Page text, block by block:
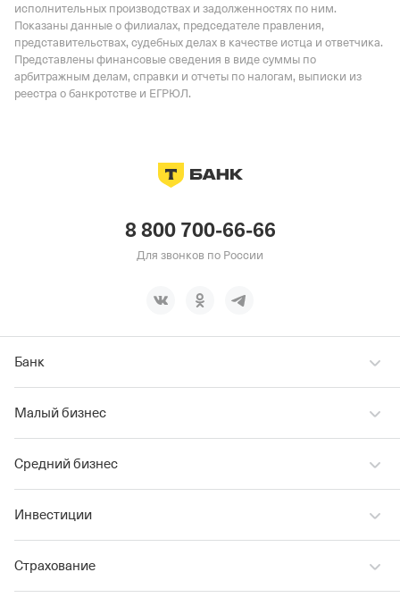
исполнительных производствах и задолженностях по ним.
Показаны данные о филиалах, председателе правления,
представительствах, судебных делах в качестве истца и ответчика.
Представлены финансовые сведения в виде суммы по
арбитражным делам, справки и отчеты по налогам, выписки из
реестра о банкротстве и ЕГРЮЛ.
8 800 700-66-66
Для звонков по России
Банк
Малый бизнес
Средний бизнес
Инвестиции
Страхование